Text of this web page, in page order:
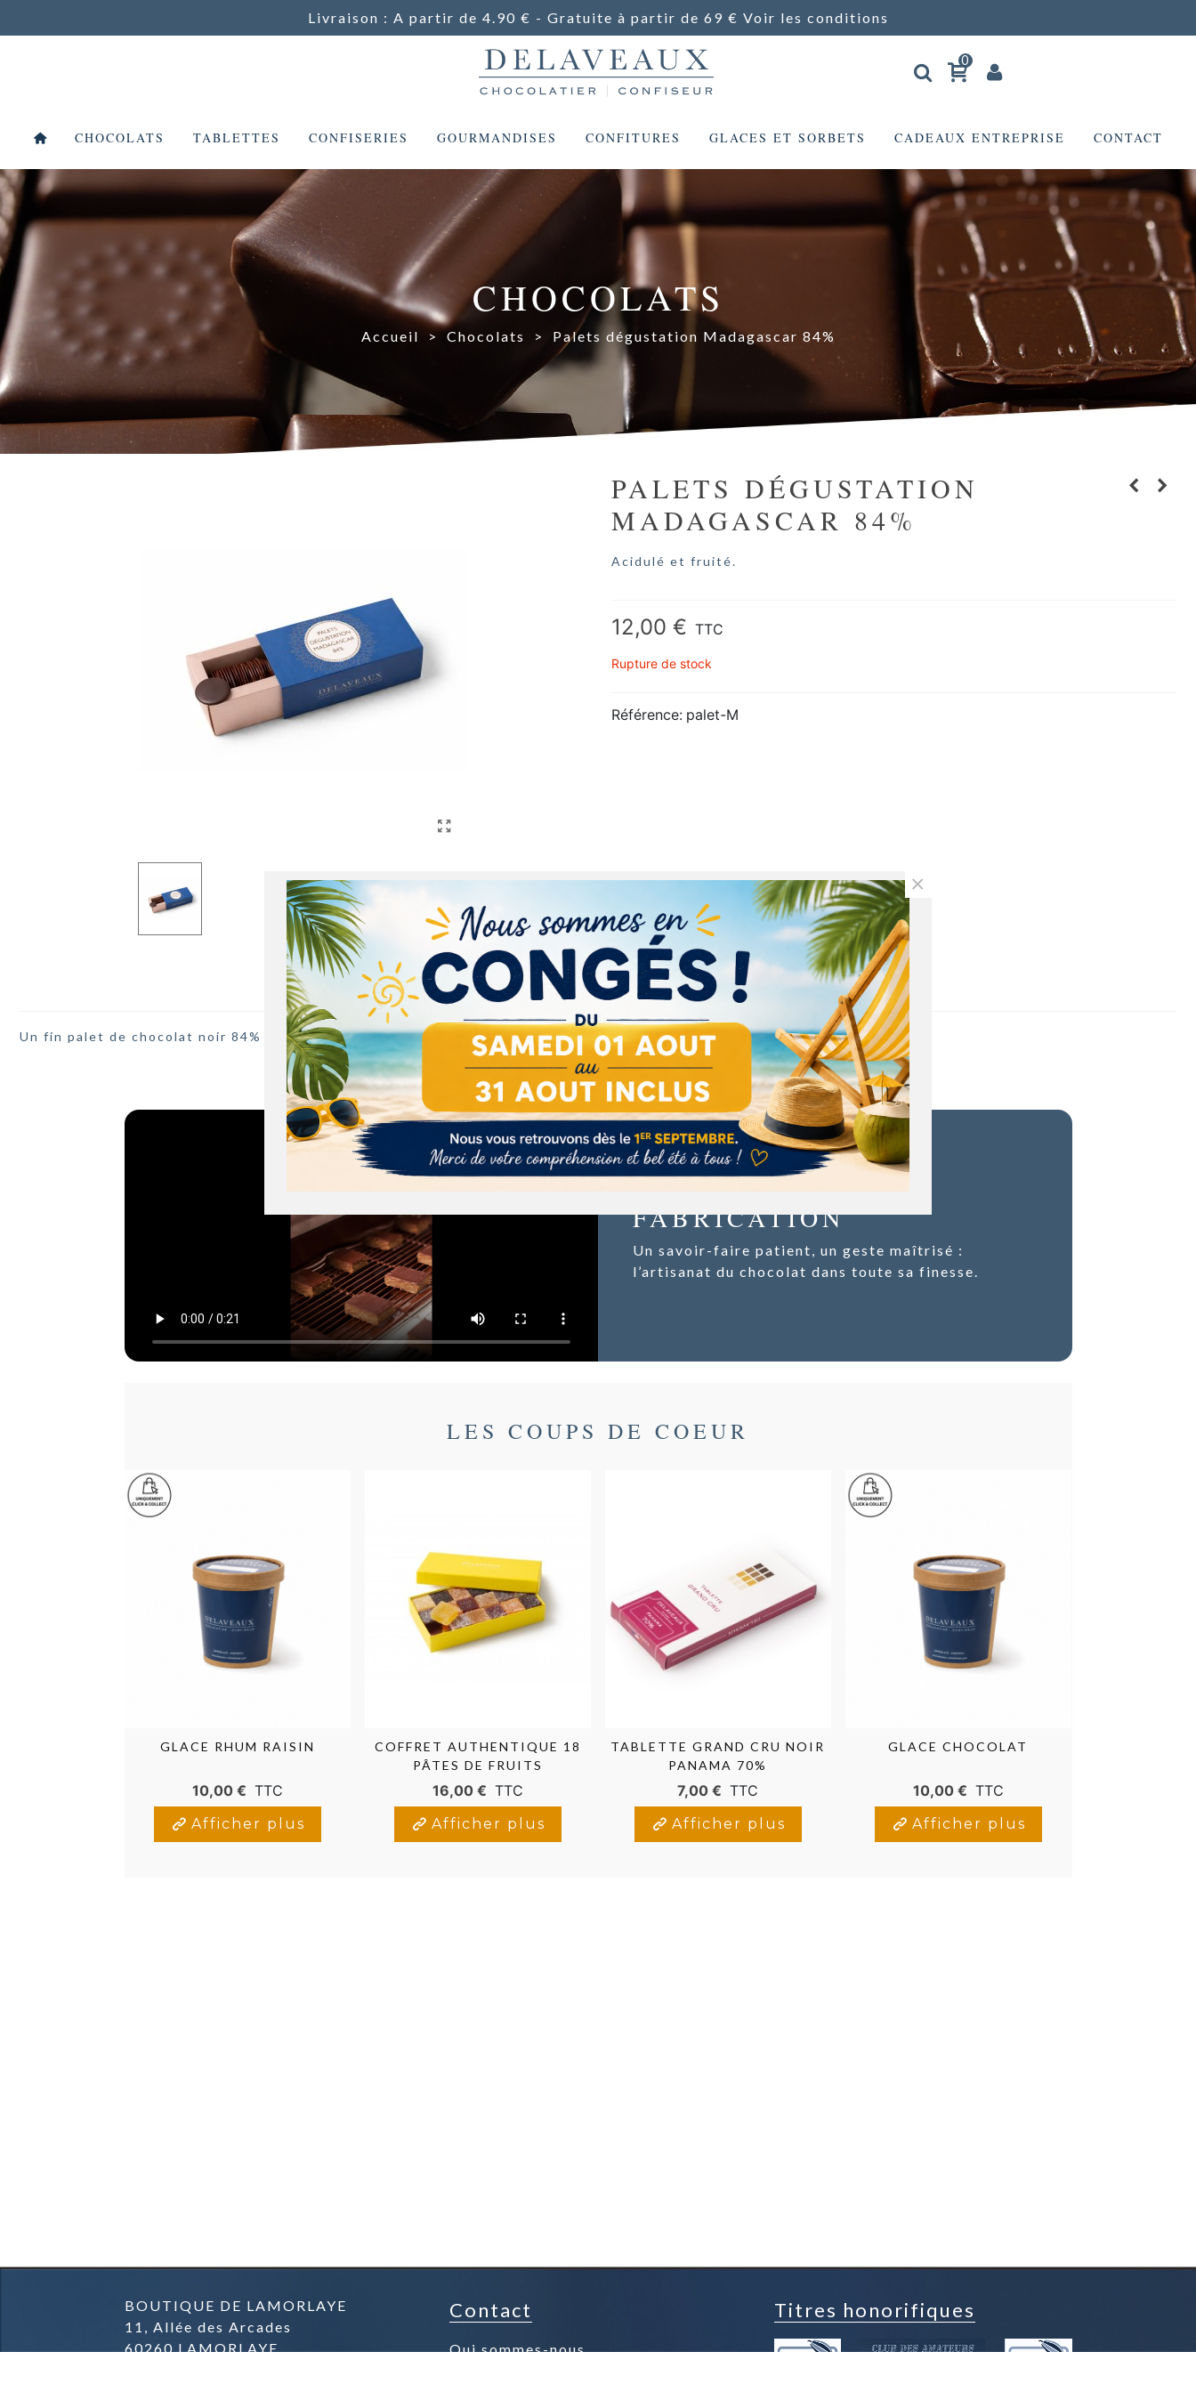
Livraison : A partir de 4.90 € - Gratuite à partir de 69 € Voir les conditions
0
CHOCOLATS TABLETTES CONFISERIES GOURMANDISES CONFITURES GLACES ET SORBETS CADEAUX ENTREPRISE CONTACT
CHOCOLATS
Accueil > Chocolats > Palets dégustation Madagascar 84%
PALETS DÉGUSTATION
MADAGASCAR 84%
Acidulé et fruité.
12,00 € TTC
Rupture de stock
Référence: palet-M
Description Détails du produit Ingrédients
Un fin palet de chocolat noir 84% de Madagascar légèrement acidulé avec des notes intensément fruitées.
NOS SECRETS DE
FABRICATION
Un savoir-faire patient, un geste maîtrisé :
l’artisanat du chocolat dans toute sa finesse.
LES COUPS DE COEUR
GLACE RHUM RAISIN
10,00 € TTC
Afficher plus
COFFRET AUTHENTIQUE 18
PÂTES DE FRUITS
16,00 € TTC
Afficher plus
TABLETTE GRAND CRU NOIR
PANAMA 70%
7,00 € TTC
Afficher plus
GLACE CHOCOLAT
10,00 € TTC
Afficher plus
BOUTIQUE DE LAMORLAYE
11, Allée des Arcades
60260 LAMORLAYE
Contact
Qui sommes-nous
Titres honorifiques
×